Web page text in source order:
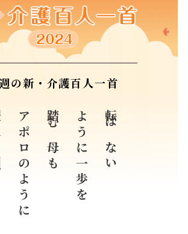
の新・介護百人一首
転ばない
ように一歩を
踏む母も
アポロのように